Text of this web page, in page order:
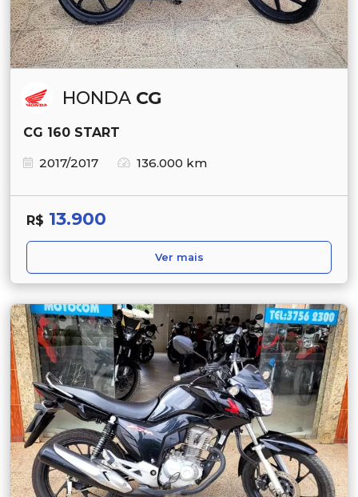
HONDA CG
CG 160 START
2017/2017
136.000 km
R$ 13.900
Ver mais